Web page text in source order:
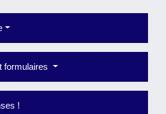
formulaires
!